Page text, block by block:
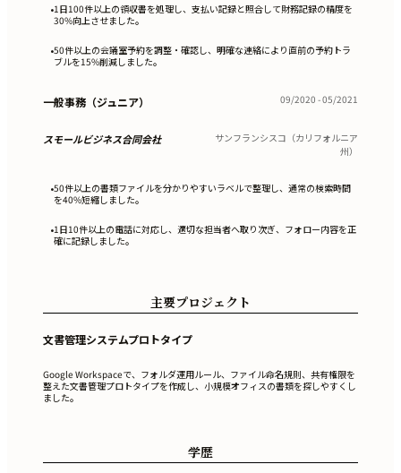
•1日100件以上の領収書を処理し、支払い記録と照合して財務記録の精度を
30%向上させました。
•50件以上の会議室予約を調整・確認し、明確な連絡により直前の予約トラ
ブルを15%削減しました。
一般事務（ジュニア） 09/2020 - 05/2021
スモールビジネス合同会社
サンフランシスコ（カリフォルニア
州）
•50件以上の書類ファイルを分かりやすいラベルで整理し、通常の検索時間
を40%短縮しました。
•1日10件以上の電話に対応し、適切な担当者へ取り次ぎ、フォロー内容を正
確に記録しました。
主要プロジェクト
文書管理システムプロトタイプ
Google Workspaceで、フォルダ運用ルール、ファイル命名規則、共有権限を
整えた文書管理プロトタイプを作成し、小規模オフィスの書類を探しやすくし
ました。
学歴